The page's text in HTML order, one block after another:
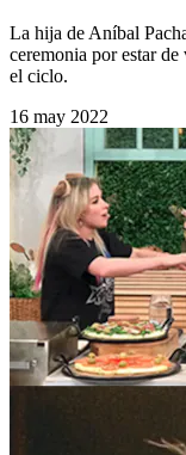
La hija de Aníbal
ceremonia por estar
el ciclo.
16 may 2022